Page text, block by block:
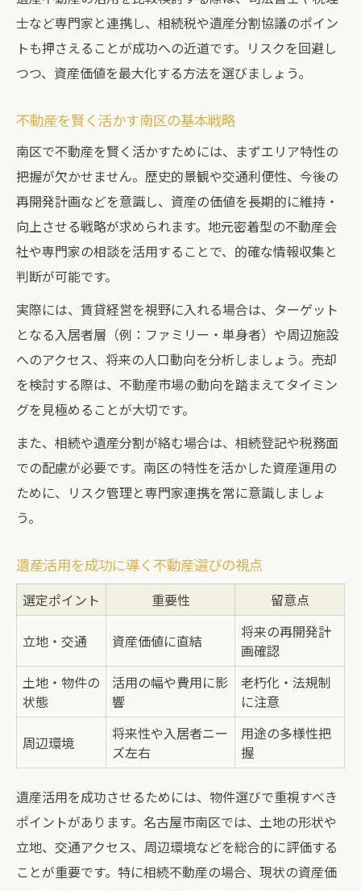
不動産遺産活用の実践例から学ぶ資産管理
不動産遺産活用の成功事例を一覧で紹介
南区で実践された資産管理のポイント
資産管理を効率化する不動産活用法
実例から見る不動産遺産の管理術
士など専門家と連携し、相続税や遺産分割協議のポイン
トも押さえることが成功への近道です。リスクを回避し
つつ、資産価値を最大化する方法を選びましょう。
不動産を賢く活かす南区の基本戦略
南区で不動産を賢く活かすためには、まずエリア特性の
把握が欠かせません。歴史的景観や交通利便性、今後の
再開発計画などを意識し、資産の価値を長期的に維持・
向上させる戦略が求められます。地元密着型の不動産会
社や専門家の相談を活用することで、的確な情報収集と
判断が可能です。
実際には、賃貸経営を視野に入れる場合は、ターゲット
となる入居者層（例：ファミリー・単身者）や周辺施設
へのアクセス、将来の人口動向を分析しましょう。売却
を検討する際は、不動産市場の動向を踏まえてタイミン
グを見極めることが大切です。
また、相続や遺産分割が絡む場合は、相続登記や税務面
での配慮が必要です。南区の特性を活かした資産運用の
ために、リスク管理と専門家連携を常に意識しましょ
う。
遺産活用を成功に導く不動産選びの視点
選定ポイント 重要性 留意点
立地・交通 資産価値に直結
将来の再開発計
画確認
土地・物件の
状態
活用の幅や費用に影
響
老朽化・法規制
に注意
周辺環境
将来性や入居者ニー
ズ左右
用途の多様性把
握
遺産活用を成功させるためには、物件選びで重視すべき
ポイントがあります。名古屋市南区では、土地の形状や
立地、交通アクセス、周辺環境などを総合的に評価する
ことが重要です。特に相続不動産の場合、現状の資産価